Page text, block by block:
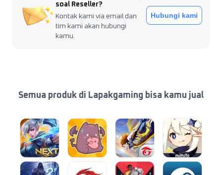
soal Reseller?
Kontak kami via email dan
tim kami akan hubungi
kamu.
Hubungi kami
Semua produk di Lapakgaming bisa kamu jual